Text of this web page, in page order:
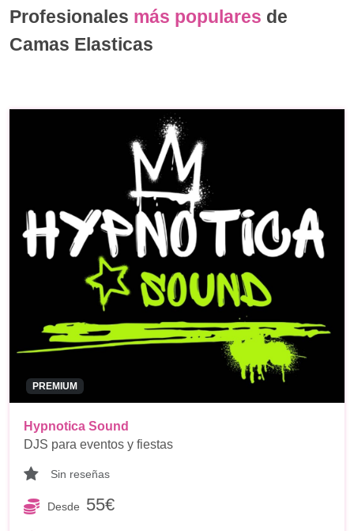
Profesionales más populares de
Camas Elasticas
PREMIUM
Hypnotica Sound
DJS para eventos y fiestas
Sin reseñas
Desde 55€